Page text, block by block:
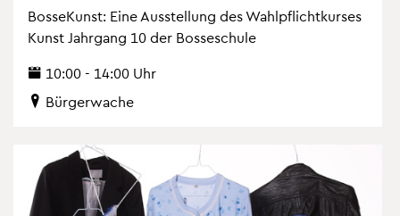
Bos­se­Kunst: Eine Aus­stel­lung des Wahl­pflicht­kur­ses
Kunst Jahr­gang 10 der Bos­se­schu­le
10:00 - 14:00 Uhr
Bür­ger­wa­che